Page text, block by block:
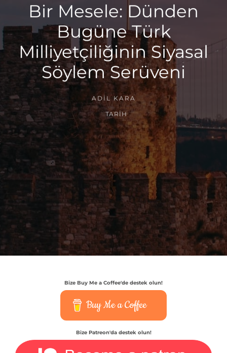
Bir Mesele: Dünden
Bugüne Türk
Milliyetçiliğinin Siyasal
Söylem Serüveni
ADIL KARA
TARIH
Bize Buy Me a Coffee'de destek olun!
Buy Me a Coffee
Bize Patreon'da destek olun!